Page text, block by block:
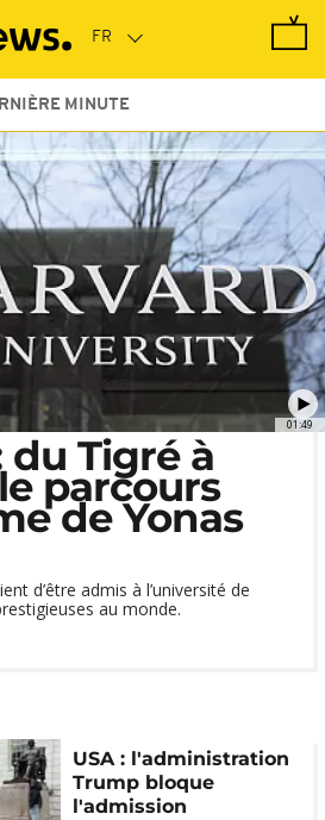
MINUTE
01:49
du Tigré à
parcours
de Yonas
d’être admis à l’université de
au monde.
USA : l'administration
Trump bloque
l'admission